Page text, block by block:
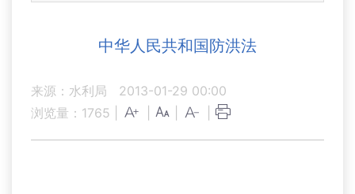
中华人民共和国防洪法
来源：水利局
2013-01-29 00:00
浏览量： 1765